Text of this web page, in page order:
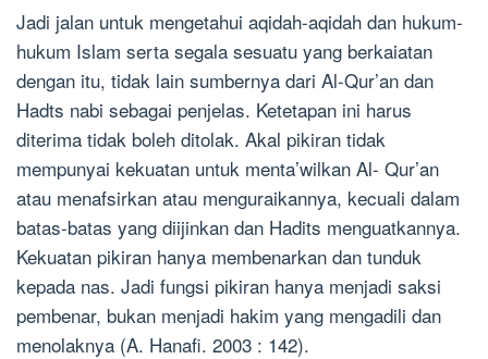
Jadi jalan untuk mengetahui aqidah-aqidah dan hukum-
hukum Islam serta segala sesuatu yang berkaiatan
dengan itu, tidak lain sumbernya dari Al-Qur’an dan
Hadts nabi sebagai penjelas. Ketetapan ini harus
diterima tidak boleh ditolak. Akal pikiran tidak
mempunyai kekuatan untuk menta’wilkan Al- Qur’an
atau menafsirkan atau menguraikannya, kecuali dalam
batas-batas yang diijinkan dan Hadits menguatkannya.
Kekuatan pikiran hanya membenarkan dan tunduk
kepada nas. Jadi fungsi pikiran hanya menjadi saksi
pembenar, bukan menjadi hakim yang mengadili dan
menolaknya (A. Hanafi. 2003 : 142).